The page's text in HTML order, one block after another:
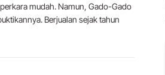
mudah. Namun, Gado-Gado
Berjualan sejak tahun